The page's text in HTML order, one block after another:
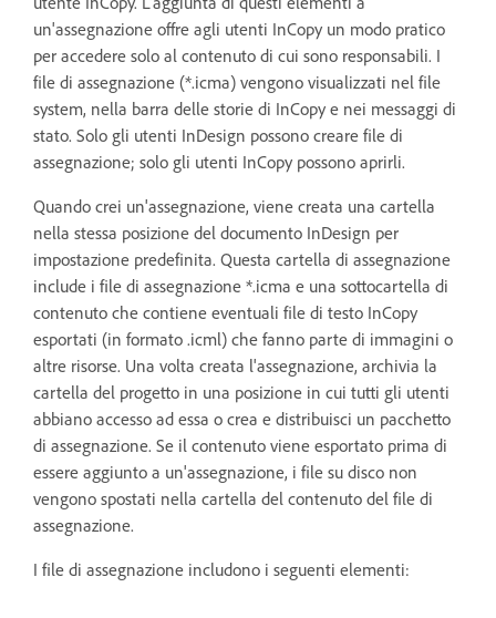
un'assegnazione offre agli utenti InCopy un modo pratico
per accedere solo al contenuto di cui sono responsabili. I
file di assegnazione (*.icma) vengono visualizzati nel file
system, nella barra delle storie di InCopy e nei messaggi di
stato. Solo gli utenti InDesign possono creare file di
assegnazione; solo gli utenti InCopy possono aprirli.
Quando crei un'assegnazione, viene creata una cartella
nella stessa posizione del documento InDesign per
impostazione predefinita. Questa cartella di assegnazione
include i file di assegnazione *.icma e una sottocartella di
contenuto che contiene eventuali file di testo InCopy
esportati (in formato .icml) che fanno parte di immagini o
altre risorse. Una volta creata l'assegnazione, archivia la
cartella del progetto in una posizione in cui tutti gli utenti
abbiano accesso ad essa o crea e distribuisci un pacchetto
di assegnazione. Se il contenuto viene esportato prima di
essere aggiunto a un'assegnazione, i file su disco non
vengono spostati nella cartella del contenuto del file di
assegnazione.
I file di assegnazione includono i seguenti elementi: